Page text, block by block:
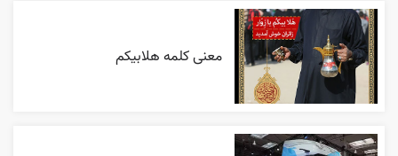
معنی کلمه هلابیکم